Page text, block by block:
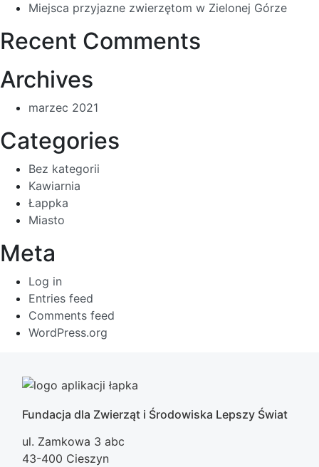
Miejsca przyjazne zwierzętom w Zielonej Górze
Recent Comments
Archives
marzec 2021
Categories
Bez kategorii
Kawiarnia
Łappka
Miasto
Meta
Log in
Entries feed
Comments feed
WordPress.org
Fundacja dla Zwierząt i Środowiska Lepszy Świat
ul. Zamkowa 3 abc
43-400 Cieszyn